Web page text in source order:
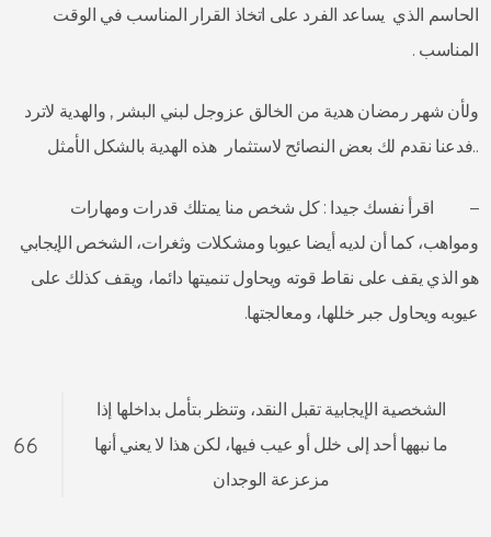
الحاسم الذي يساعد الفرد على اتخاذ القرار المناسب في الوقت
المناسب .
ولأن شهر رمضان هدية من الخالق عزوجل لبني البشر , والهدية لاترد
..فدعنا نقدم لك بعض النصائح لاستثمار هذه الهدية بالشكل الأمثل
– اقرأ نفسك جيدا : كل شخص منا يمتلك قدرات ومهارات
ومواهب، كما أن لديه أيضا عيوبا ومشكلات وثغرات، الشخص الإيجابي
هو الذي يقف على نقاط قوته ويحاول تنميتها دائما، ويقف كذلك على
عيوبه ويحاول جبر خللها، ومعالجتها.
الشخصية الإيجابية تقبل النقد، وتنظر بتأمل بداخلها إذا
ما نبهها أحد إلى خلل أو عيب فيها، لكن هذا لا يعني أنها
مزعزعة الوجدان